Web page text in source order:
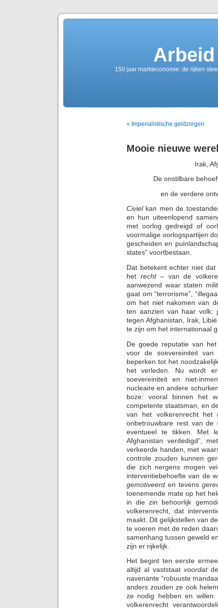
150 jaar markteconomie: de rijken
« Imperialistische geldzorgen
Mooie nieuwe
Irak,
De onstilbare
en de verdere
Civielkan men de
en hun uiteenlopend
met oorlog gedreigd of
voormalige oorlogspartijen
gescheiden en
states” voortbestaan.
Dat betekent echter niet
het recht– van de
aanwezend waar staten
gaat om “terrorisme”,
om het niet nakomen van
ten aanzien van haar volk:
tegen Afghanistan, Irak,
te zijn om het internationaal
De goede reputatie van
voor de soevereiniteit van
beperken tot het
het verleden. Nu wordt
soevereiniteit en niet-
nucleaire en andere
boze: vooral binnen het
competente staatsman, en
van het volkerenrecht
onbetrouwbare rest van
eventueel te tikken. Met
Afghanistan verdedigd”,
verkeerde handen, met
controle zouden kunnen
die zich nergens mogen
interventiebehoefte van de
gemotiveerden tevens
toenemende mate op het
in die zin behoorlijk
volkerenrecht, dat
maakt. Dit gelijkstellen van
te voeren met de reden
samenhang tussen geweld
zijn er rijkelijk.
Het begint ten eerste
altijd al vaststaat voordat
navenante “robuuste
anders zouden ze ook
ze nodig hebben en
volkerenrecht